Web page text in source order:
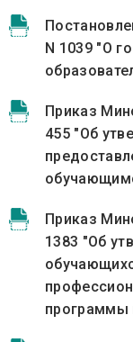
N 1039 "О
Приказ
455 "Об
Приказ
1383 "Об
программы